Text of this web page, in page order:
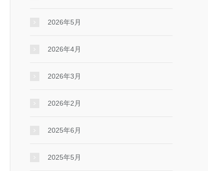
2026年5月
2026年4月
2026年3月
2026年2月
2025年6月
2025年5月